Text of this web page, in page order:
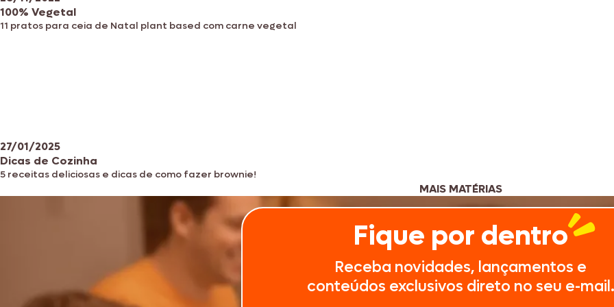
100% Vegetal
11 pratos para ceia de Natal plant based com carne vegetal
27/01/2025
Dicas de Cozinha
5 receitas deliciosas e dicas de como fazer brownie!
MAIS MATÉRIAS
Fique por dentro
Receba novidades, lançamentos e
conteúdos exclusivos direto no seu e-mail.